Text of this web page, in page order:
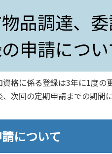
品調達、
申請につい
格に係る登録は3年に1度の
次回の定期申請までの期間
について